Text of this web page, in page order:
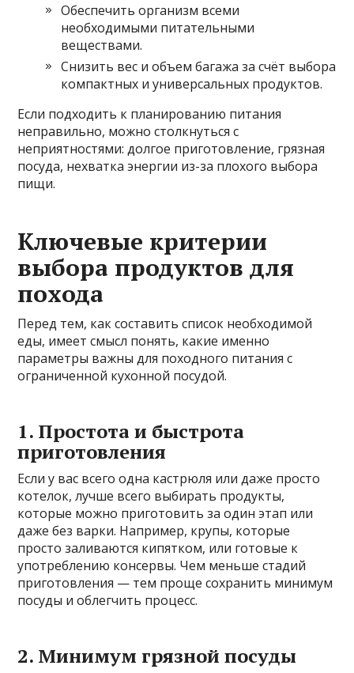
Обеспечить организм всеми
необходимыми питательными
веществами.
Снизить вес и объем багажа за счёт выбора
компактных и универсальных продуктов.
Если подходить к планированию питания
неправильно, можно столкнуться с
неприятностями: долгое приготовление, грязная
посуда, нехватка энергии из-за плохого выбора
пищи.
Ключевые критерии
выбора продуктов для
похода
Перед тем, как составить список необходимой
еды, имеет смысл понять, какие именно
параметры важны для походного питания с
ограниченной кухонной посудой.
1. Простота и быстрота
приготовления
Если у вас всего одна кастрюля или даже просто
котелок, лучше всего выбирать продукты,
которые можно приготовить за один этап или
даже без варки. Например, крупы, которые
просто заливаются кипятком, или готовые к
употреблению консервы. Чем меньше стадий
приготовления — тем проще сохранить минимум
посуды и облегчить процесс.
2. Минимум грязной посуды